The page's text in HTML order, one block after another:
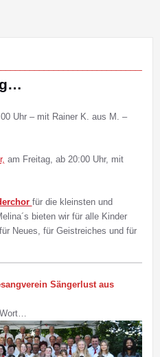
Uhr – mit Rainer K. aus M. –
am Freitag, ab 20:00 Uhr, mit
für die kleinsten und
bieten wir für alle Kinder
Neues, für Geistreiches und für
Sängerlust aus